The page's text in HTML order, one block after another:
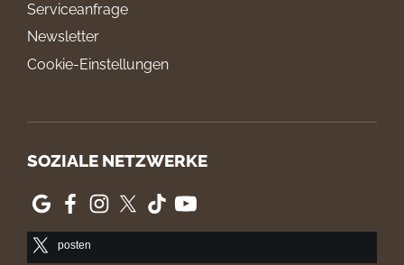
Serviceanfrage
Newsletter
Cookie-Einstellungen
SOZIALE NETZWERKE
posten